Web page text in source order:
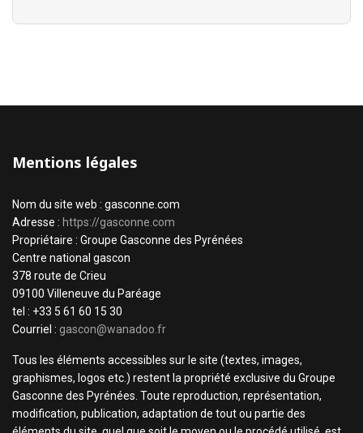
Mentions légales
Nom du site web : gasconne.com
Adresse : https://gasconne.com
Propriétaire : Groupe Gasconne des Pyrénées
Centre national gascon
378 route de Crieu
09100 Villeneuve du Paréage
tel : +33 5 61 60 15 30
Courriel : gascon@wanadoo.fr
Tous les éléments accessibles sur le site (textes, images,
graphismes, logos etc.) restent la propriété exclusive du Groupe
Gasconne des Pyrénées. Toute reproduction, représentation,
modification, publication, adaptation de tout ou partie des